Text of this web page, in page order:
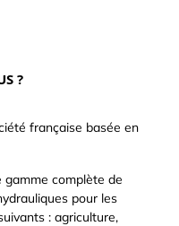
?
française basée en
gamme complète de
pour les
: agriculture,